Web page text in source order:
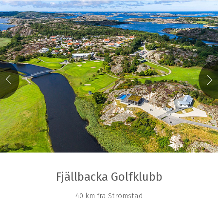
Fjällbacka Golfklubb
40 km fra Strömstad